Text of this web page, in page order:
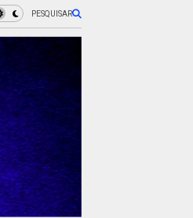
PESQUISAR